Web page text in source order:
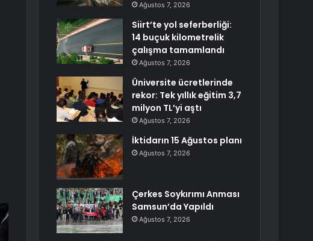
Ağustos 7, 2026
Siirt’te yol seferberliği:
14 buçuk kilometrelik
çalışma tamamlandı
Ağustos 7, 2026
Üniversite ücretlerinde
rekor: Tek yıllık eğitim 3,7
milyon TL’yi aştı
Ağustos 7, 2026
İktidarın 15 Ağustos planı
Ağustos 7, 2026
Çerkes Soykırımı Anması
Samsun’da Yapıldı
Ağustos 7, 2026